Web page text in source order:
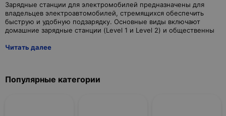
Зарядные станции для электромобилей предназначены для
владельцев электроавтомобилей, стремящихся обеспечить
быструю и удобную подзарядку. Основные виды включают
Читать далее
Популярные категории